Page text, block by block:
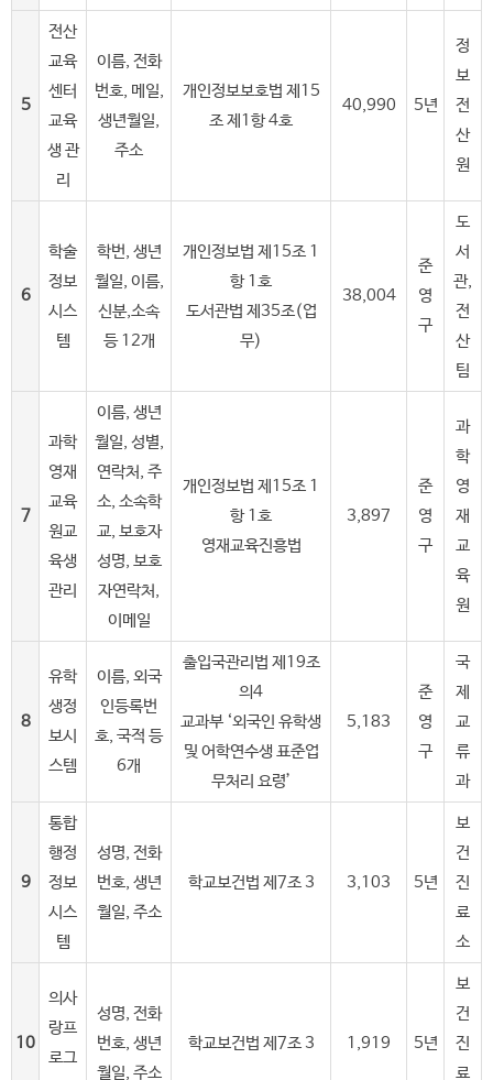
5
전산
교육
센터
교육
생 관
리
이름, 전화
번호, 메일,
생년월일,
주소
개인정보보호법 제15
조 제1항 4호
40,990 5년
정
보
전
산
원
6
학술
정보
시스
템
학번, 생년
월일, 이름,
신분,소속
등 12개
개인정보법 제15조 1
항 1호
도서관법 제35조(업
무)
38,004
준
영
구
도
서
관,
전
산
팀
7
과학
영재
교육
원교
육생
관리
이름, 생년
월일, 성별,
연락처, 주
소, 소속학
교, 보호자
성명, 보호
자연락처,
이메일
개인정보법 제15조 1
항 1호
영재교육진흥법
3,897
준
영
구
과
학
영
재
교
육
원
8
유학
생정
보시
스템
이름, 외국
인등록번
호, 국적 등
6개
출입국관리법 제19조
의4
교과부 ‘외국인 유학생
및 어학연수생 표준업
무처리 요령’
5,183
준
영
구
국
제
교
류
과
9
통합
행정
정보
시스
템
성명, 전화
번호, 생년
월일, 주소
학교보건법 제7조 3 3,103 5년
보
건
진
료
소
10
의사
랑프
로그
성명, 전화
번호, 생년
월일, 주소
학교보건법 제7조 3 1,919 5년
보
건
진
료